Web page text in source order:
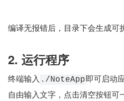
编译无报错后，目录下会生成可
2. 运行程序
终端输入 ./NoteApp即可启动
自由输入文字，点击清空按钮